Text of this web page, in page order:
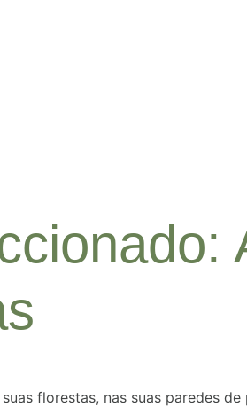
florestas, nas suas paredes